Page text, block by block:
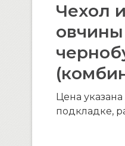
Чехол
овчины
Цена указана
подкладке,